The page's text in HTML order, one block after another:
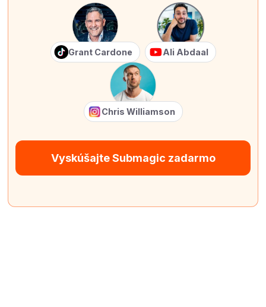
Grant Cardone Ali Abdaal
Chris Williamson
Vyskúšajte Submagic zadarmo